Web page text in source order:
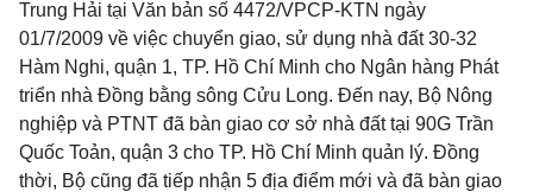
Trung Hải tại Văn bản số 4472/VPCP-KTN ngày
01/7/2009 về việc chuyển giao, sử dụng nhà đất 30-32
Hàm Nghi, quận 1, TP. Hồ Chí Minh cho Ngân hàng Phát
triển nhà Đồng bằng sông Cửu Long. Đến nay, Bộ Nông
nghiệp và PTNT đã bàn giao cơ sở nhà đất tại 90G Trần
Quốc Toản, quận 3 cho TP. Hồ Chí Minh quản lý. Đồng
thời, Bộ cũng đã tiếp nhận 5 địa điểm mới và đã bàn giao